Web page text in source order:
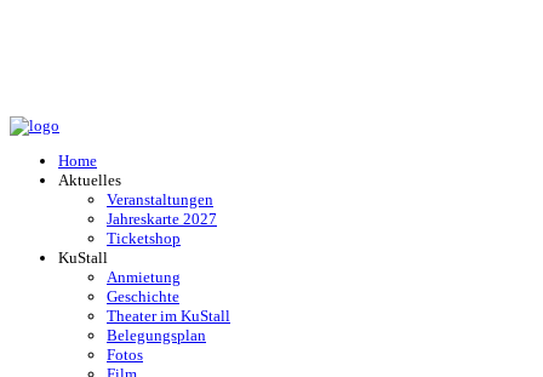
Home
Aktuelles
Veranstaltungen
Jahreskarte 2027
Ticketshop
KuStall
Anmietung
Geschichte
Theater im KuStall
Belegungsplan
Fotos